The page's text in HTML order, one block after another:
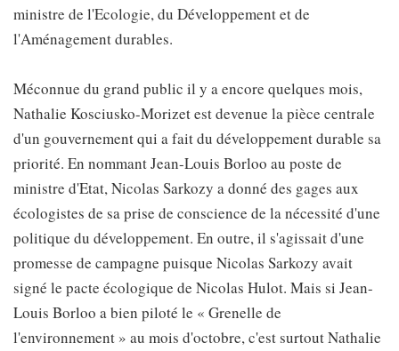
ministre de l'Ecologie, du Développement et de
l'Aménagement durables.
Méconnue du grand public il y a encore quelques mois,
Nathalie Kosciusko-Morizet est devenue la pièce centrale
d'un gouvernement qui a fait du développement durable sa
priorité. En nommant Jean-Louis Borloo au poste de
ministre d'Etat, Nicolas Sarkozy a donné des gages aux
écologistes de sa prise de conscience de la nécessité d'une
politique du développement. En outre, il s'agissait d'une
promesse de campagne puisque Nicolas Sarkozy avait
signé le pacte écologique de Nicolas Hulot. Mais si Jean-
Louis Borloo a bien piloté le « Grenelle de
l'environnement » au mois d'octobre, c'est surtout Nathalie